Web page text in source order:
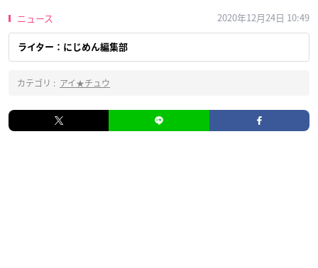
ニュース 2020年12月24日 10:49
ライター：にじめん編集部
カテゴリ : アイ★チュウ